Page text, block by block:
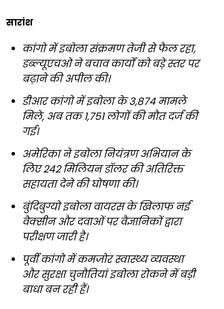
सारांश
कांगो में इबोला संक्रमण तेजी से फैल रहा,
डब्ल्यूएचओ ने बचाव कार्यों को बड़े स्तर पर
बढ़ाने की अपील की।
डीआर कांगो में इबोला के 3,874 मामले
मिले, अब तक 1,751 लोगों की मौत दर्ज की
गई।
अमेरिका ने इबोला नियंत्रण अभियान के
लिए 242 मिलियन डॉलर की अतिरिक्त
सहायता देने की घोषणा की।
बुंदिबुग्यो इबोला वायरस के खिलाफ नई
वैक्सीन और दवाओं पर वैज्ञानिकों द्वारा
परीक्षण जारी है।
पूर्वी कांगो में कमजोर स्वास्थ्य व्यवस्था
और सुरक्षा चुनौतियां इबोला रोकने में बड़ी
बाधा बन रही हैं।